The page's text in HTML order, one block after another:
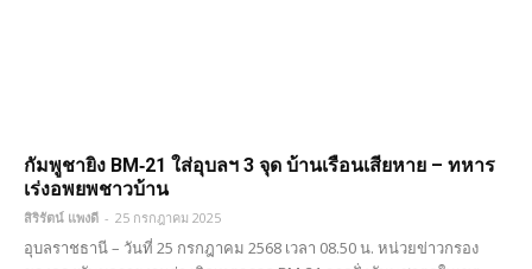
กัมพูชายิง BM‑21 ใส่อุบลฯ 3 จุด บ้านเรือนเสียหาย – ทหาร
เร่งอพยพชาวบ้าน
สิริรัตน์ แพงดี - 25 กรกฎาคม 2025
อุบลราชธานี – วันที่ 25 กรกฎาคม 2568 เวลา 08.50 น. หน่วยข่าวกรอง